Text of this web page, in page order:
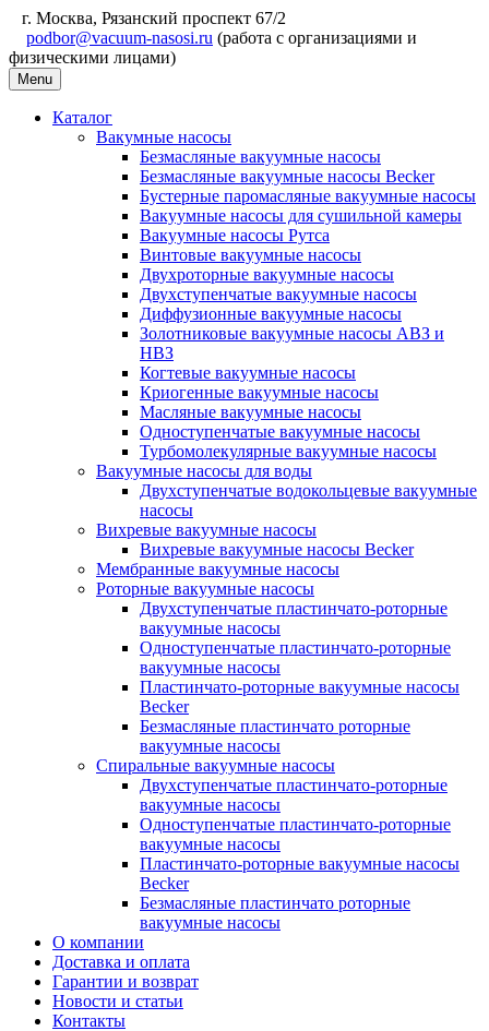
г. Москва, Рязанский проспект 67/2
podbor@vacuum-nasosi.ru (работа с организациями и
физическими лицами)
Menu
Каталог
Вакумные насосы
Безмасляные вакуумные насосы
Безмасляные вакуумные насосы Becker
Бустерные паромасляные вакуумные насосы
Вакуумные насосы для сушильной камеры
Вакуумные насосы Рутса
Винтовые вакуумные насосы
Двухроторные вакуумные насосы
Двухступенчатые вакуумные насосы
Диффузионные вакуумные насосы
Золотниковые вакуумные насосы АВЗ и
НВЗ
Когтевые вакуумные насосы
Криогенные вакуумные насосы
Масляные вакуумные насосы
Одноступенчатые вакуумные насосы
Турбомолекулярные вакуумные насосы
Вакуумные насосы для воды
Двухступенчатые водокольцевые вакуумные
насосы
Вихревые вакуумные насосы
Вихревые вакуумные насосы Becker
Мембранные вакуумные насосы
Роторные вакуумные насосы
Двухступенчатые пластинчато-роторные
вакуумные насосы
Одноступенчатые пластинчато-роторные
вакуумные насосы
Пластинчато-роторные вакуумные насосы
Becker
Безмасляные пластинчато роторные
вакуумные насосы
Спиральные вакуумные насосы
Двухступенчатые пластинчато-роторные
вакуумные насосы
Одноступенчатые пластинчато-роторные
вакуумные насосы
Пластинчато-роторные вакуумные насосы
Becker
Безмасляные пластинчато роторные
вакуумные насосы
О компании
Доставка и оплата
Гарантии и возврат
Новости и статьи
Контакты